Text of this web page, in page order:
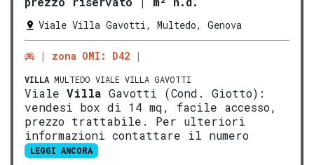
Viale Villa Gavotti, Multedo, Genova
zona OMI: D42
VILLA MULTEDO VIALE VILLA GAVOTTI
Viale Villa Gavotti (Cond. Giotto):
vendesi box di 14 mq, facile accesso,
prezzo trattabile. Per ulteriori
informazioni contattare il numero
LEGGI ANCORA